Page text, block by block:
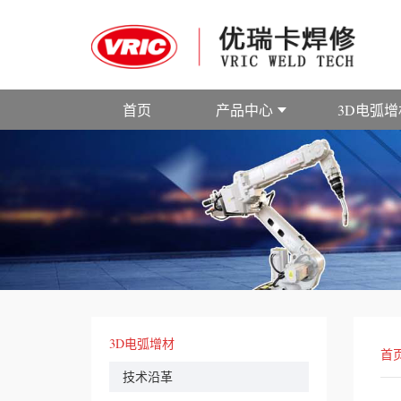
首页 产品中心 3D电弧
3D电弧增材
技术沿革
首